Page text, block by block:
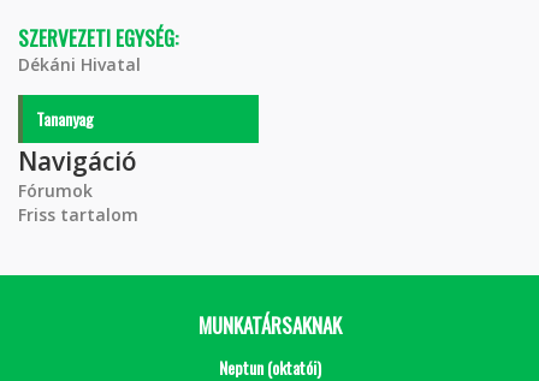
SZERVEZETI EGYSÉG:
Dékáni Hivatal
Tananyag
Navigáció
Fórumok
Friss tartalom
MUNKATÁRSAKNAK
Neptun (oktatói)